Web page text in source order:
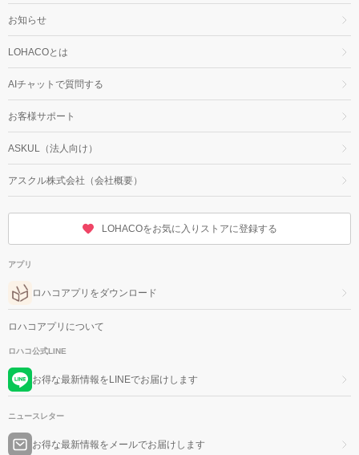
お知らせ
LOHACOとは
AIチャットで質問する
お客様サポート
ASKUL（法人向け）
アスクル株式会社（会社概要）
LOHACOをお気に入りストアに登録する
アプリ
ロハコアプリをダウンロード
ロハコアプリについて
ロハコ公式LINE
お得な最新情報をLINEでお届けします
ニュースレター
お得な最新情報をメールでお届けします